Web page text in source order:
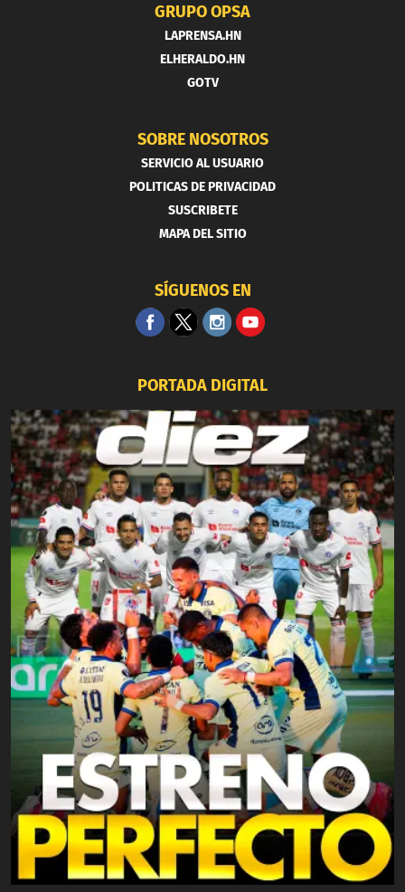
GRUPO OPSA
LAPRENSA.HN
ELHERALDO.HN
GOTV
SOBRE NOSOTROS
SERVICIO AL USUARIO
POLITICAS DE PRIVACIDAD
SUSCRIBETE
MAPA DEL SITIO
SÍGUENOS EN
PORTADA DIGITAL